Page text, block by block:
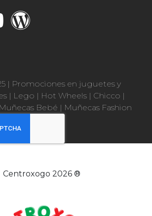
| Promociones en juguetes y
| Lego | Hot Wheels | Chicco |
Muñecas Bebé | Muñecas Fashion
Centroxogo 2026 ®